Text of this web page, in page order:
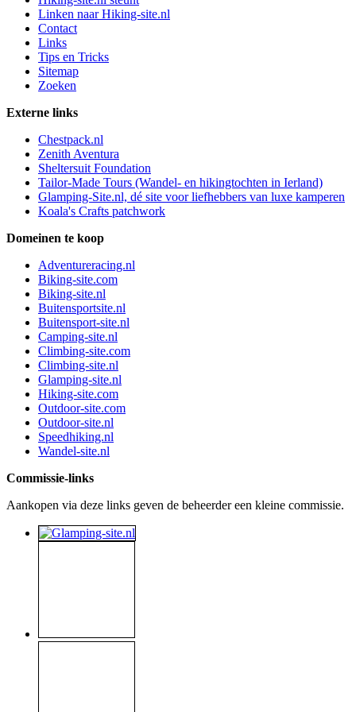
Linken naar Hiking-site.nl
Contact
Links
Tips en Tricks
Sitemap
Zoeken
Externe links
Chestpack.nl
Zenith Aventura
Sheltersuit Foundation
Tailor-Made Tours (Wandel- en hikingtochten in Ierland)
Glamping-Site.nl, dé site voor liefhebbers van luxe kamperen
Koala's Crafts patchwork
Domeinen te koop
Adventureracing.nl
Biking-site.com
Biking-site.nl
Buitensportsite.nl
Buitensport-site.nl
Camping-site.nl
Climbing-site.com
Climbing-site.nl
Glamping-site.nl
Hiking-site.com
Outdoor-site.com
Outdoor-site.nl
Speedhiking.nl
Wandel-site.nl
Commissie-links
Aankopen via deze links geven de beheerder een kleine commissie.